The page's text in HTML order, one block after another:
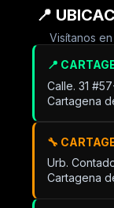
📍
Visítanos
📍
Calle. 31
Cartagena
🔧
Urb.
Cartagena